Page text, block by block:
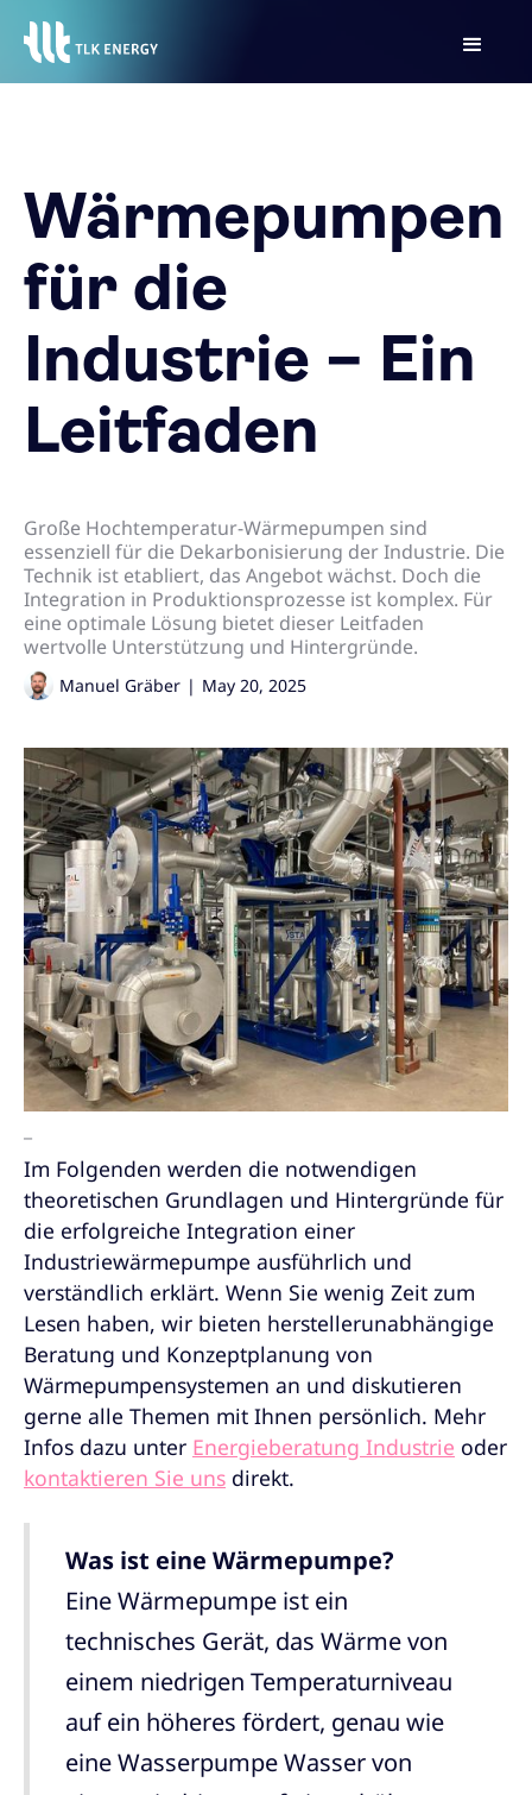
Wärmepumpen
für die
Industrie – Ein
Leitfaden
Große Hochtemperatur-Wärmepumpen sind
essenziell für die Dekarbonisierung der Industrie. Die
Technik ist etabliert, das Angebot wächst. Doch die
Integration in Produktionsprozesse ist komplex. Für
eine optimale Lösung bietet dieser Leitfaden
wertvolle Unterstützung und Hintergründe.
Manuel Gräber | May 20, 2025
Im Folgenden werden die notwendigen
theoretischen Grundlagen und Hintergründe für
die erfolgreiche Integration einer
Industriewärmepumpe ausführlich und
verständlich erklärt. Wenn Sie wenig Zeit zum
Lesen haben, wir bieten herstellerunabhängige
Beratung und Konzeptplanung von
Wärmepumpensystemen an und diskutieren
gerne alle Themen mit Ihnen persönlich. Mehr
Infos dazu unter Energieberatung Industrie oder
kontaktieren Sie uns direkt.
Was ist eine Wärmepumpe?
Eine Wärmepumpe ist ein
technisches Gerät, das Wärme von
einem niedrigen Temperaturniveau
auf ein höheres fördert, genau wie
eine Wasserpumpe Wasser von